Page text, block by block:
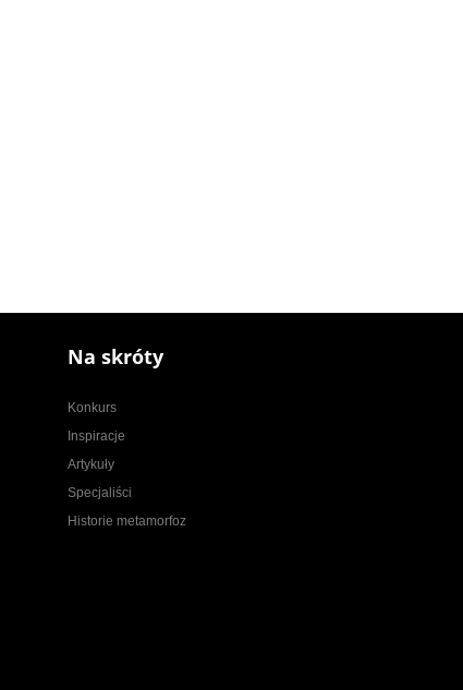
Na skróty
Konkurs
Inspiracje
Artykuły
Specjaliści
Historie metamorfoz